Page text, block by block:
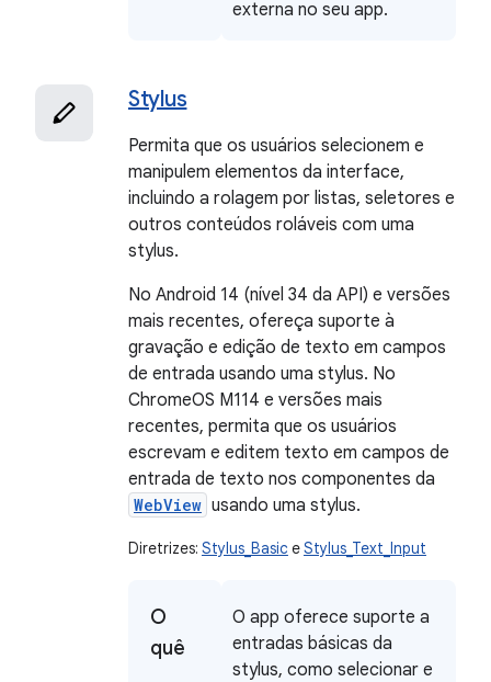
externa no seu app.
Stylus
Permita que os usuários selecionem e
manipulem elementos da interface,
incluindo a rolagem por listas, seletores e
outros conteúdos roláveis com uma
stylus.
No Android 14 (nível 34 da API) e versões
mais recentes, ofereça suporte à
gravação e edição de texto em campos
de entrada usando uma stylus. No
ChromeOS M114 e versões mais
recentes, permita que os usuários
escrevam e editem texto em campos de
entrada de texto nos componentes da
WebView usando uma stylus.
Diretrizes: Stylus_Basic eStylus_Text_Input
O
quê
O app oferece suporte a
entradas básicas da
stylus, como selecionar e